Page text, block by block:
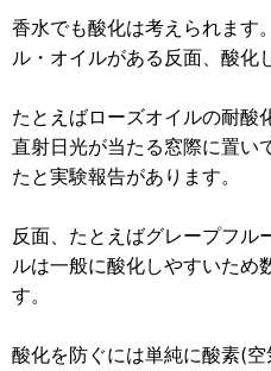
香水でも酸化は考えられます
ル・オイルがある反面、酸化
たとえばローズオイルの耐酸
直射日光が当たる窓際に置い
たと実験報告があります。
反面、たとえばグレープフル
ルは一般に酸化しやすいため
す。
酸化を防ぐには単純に酸素(